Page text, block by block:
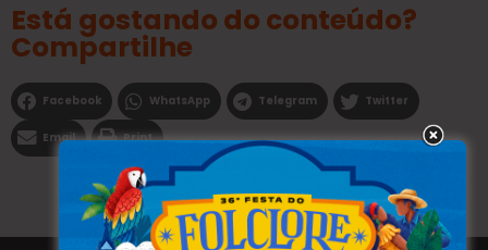
Está gostando do conteúdo?
Compartilhe
Facebook WhatsApp Telegram Twitter
Email Print